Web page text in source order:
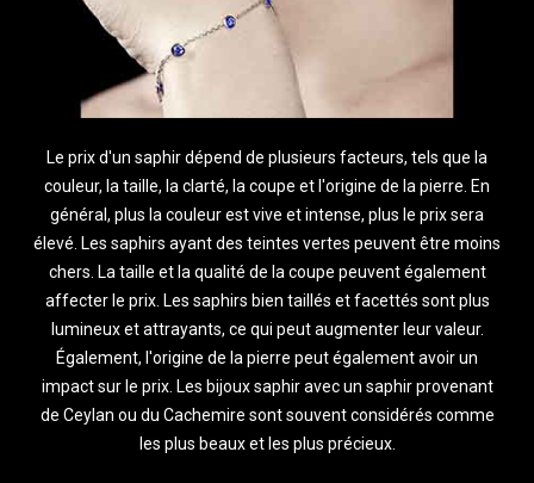
Le prix d'un saphir dépend de plusieurs facteurs, tels que la
couleur, la taille, la clarté, la coupe et l'origine de la pierre. En
général, plus la couleur est vive et intense, plus le prix sera
élevé. Les saphirs ayant des teintes vertes peuvent être moins
chers. La taille et la qualité de la coupe peuvent également
affecter le prix. Les saphirs bien taillés et facettés sont plus
lumineux et attrayants, ce qui peut augmenter leur valeur.
Également, l'origine de la pierre peut également avoir un
impact sur le prix. Les bijoux saphir avec un saphir provenant
de Ceylan ou du Cachemire sont souvent considérés comme
les plus beaux et les plus précieux.